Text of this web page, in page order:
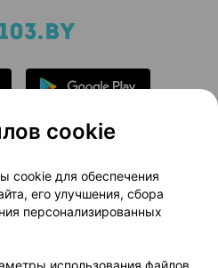
Новости проекта
Медицинский маркетинг
Доставка
cookie
cookie для обеспечения
его улучшения, сбора
персонализированных
использования файлов